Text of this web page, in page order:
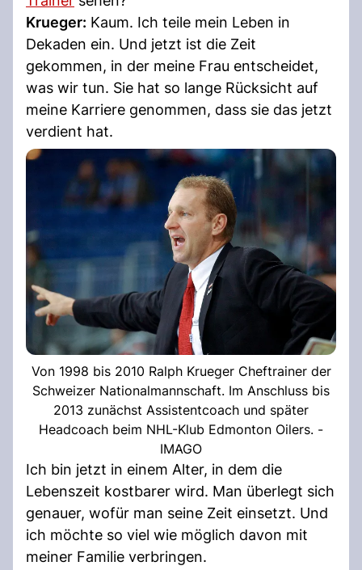
Krueger: Kaum. Ich teile mein Leben in
Dekaden ein. Und jetzt ist die Zeit
gekommen, in der meine Frau entscheidet,
was wir tun. Sie hat so lange Rücksicht auf
meine Karriere genommen, dass sie das jetzt
verdient hat.
Von 1998 bis 2010 Ralph Krueger Cheftrainer der
Schweizer Nationalmannschaft. Im Anschluss bis
2013 zunächst Assistentcoach und später
Headcoach beim NHL-Klub Edmonton Oilers. -
IMAGO
Ich bin jetzt in einem Alter, in dem die
Lebenszeit kostbarer wird. Man überlegt sich
genauer, wofür man seine Zeit einsetzt. Und
ich möchte so viel wie möglich davon mit
meiner Familie verbringen.